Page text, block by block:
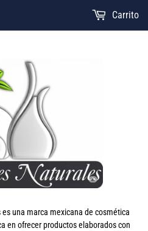
una marca mexicana de cosmética
en ofrecer productos elaborados con
Carrito